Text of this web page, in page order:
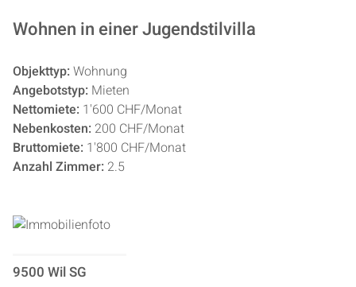
Wohnen in einer Jugendstilvilla
Objekttyp: Wohnung
Angebotstyp: Mieten
Nettomiete: 1'600 CHF/Monat
Nebenkosten: 200 CHF/Monat
Bruttomiete: 1'800 CHF/Monat
Anzahl Zimmer: 2.5
9500 Wil SG